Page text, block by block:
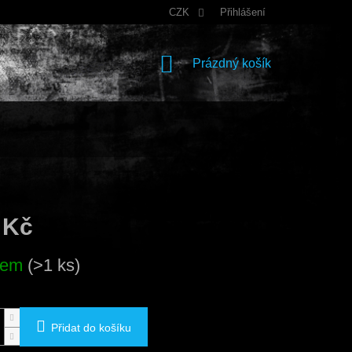
CZK Přihlášení
NÁKUPNÍ
KOŠÍK
Prázdný košík
(>1 ks)
Přidat do košíku